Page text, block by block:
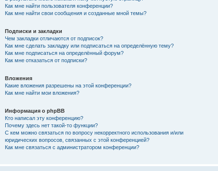
Как мне найти пользователя конференции?
Как мне найти свои сообщения и созданные мной темы?
Подписки и закладки
Чем закладки отличаются от подписок?
Как мне сделать закладку или подписаться на определённую тему?
Как мне подписаться на определённый форум?
Как мне отказаться от подписки?
Вложения
Какие вложения разрешены на этой конференции?
Как мне найти мои вложения?
Информация о phpBB
Кто написал эту конференцию?
Почему здесь нет такой-то функции?
С кем можно связаться по вопросу некорректного использования и/или
юридических вопросов, связанных с этой конференцией?
Как мне связаться с администратором конференции?